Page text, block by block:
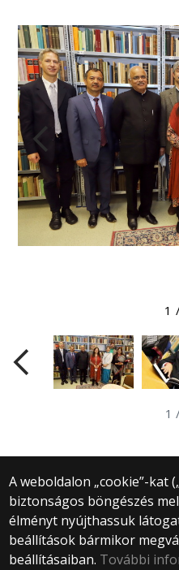
1
1 /
A weboldalon „cookie”-kat
biztonságos böngészés
élményt nyújthassuk
beállítások bármikor
beállításaiban. További
© 2025 Eötvös
Minden
1053
Központi